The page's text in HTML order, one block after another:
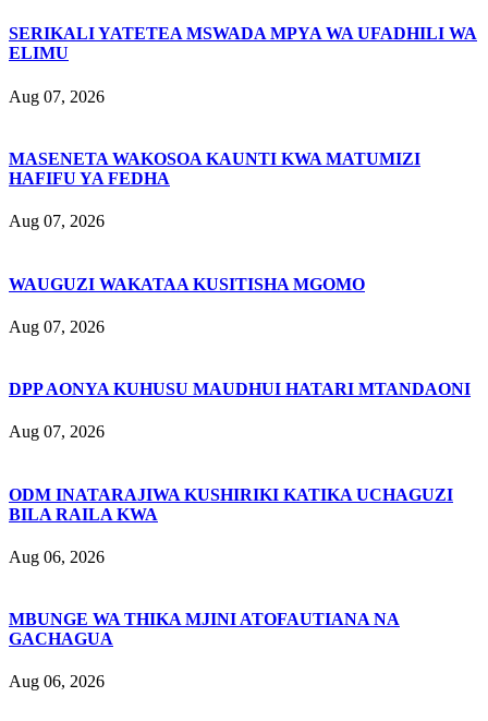
SERIKALI YATETEA MSWADA MPYA WA UFADHILI WA
ELIMU
Aug 07, 2026
MASENETA WAKOSOA KAUNTI KWA MATUMIZI
HAFIFU YA FEDHA
Aug 07, 2026
WAUGUZI WAKATAA KUSITISHA MGOMO
Aug 07, 2026
DPP AONYA KUHUSU MAUDHUI HATARI MTANDAONI
Aug 07, 2026
ODM INATARAJIWA KUSHIRIKI KATIKA UCHAGUZI
BILA RAILA KWA
Aug 06, 2026
MBUNGE WA THIKA MJINI ATOFAUTIANA NA
GACHAGUA
Aug 06, 2026